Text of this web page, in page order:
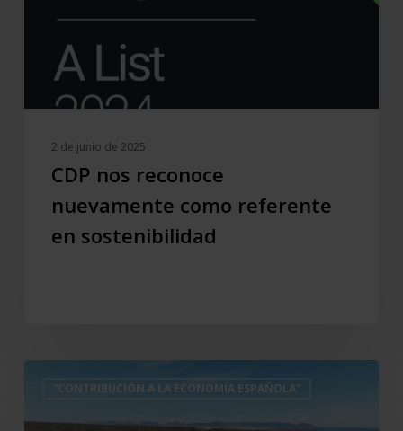
sostenibilidad
2 de junio de 2025
CDP nos reconoce
nuevamente como referente
en sostenibilidad
“CONTRIBUCIÓN A LA ECONOMÍA ESPAÑOLA”
Cajamar:
impulsando